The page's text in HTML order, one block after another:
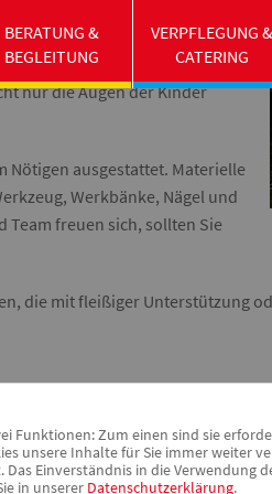
Zeit nichts Passendes
das mit der Hilfe einiger
nur die Augen der Kinder
Nötigen ausgestattet. Materielle
Werkbänke, Nägel und
Team freuen sich, sollten Sie
die mit fleißiger Unterstützung
BERATUNG &
BEGLEITUNG
VERPFLEGUNG &
CATERING
Funktionen: Zum einen sind sie
unsere Inhalte für Sie immer weiter
Einverständnis in die Verwendung
in unserer Datenschutzerklärung.